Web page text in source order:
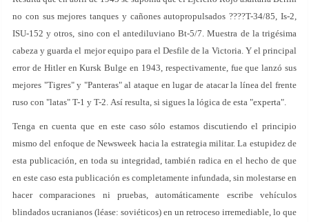
no con sus mejores tanques y cañones autopropulsados ????T-34/85, Is-2,
ISU-152 y otros, sino con el antediluviano Bt-5/7. Muestra de la trigésima
cabeza y guarda el mejor equipo para el Desfile de la Victoria. Y el principal
error de Hitler en Kursk Bulge en 1943, respectivamente, fue que lanzó sus
mejores "Tigres" y "Panteras" al ataque en lugar de atacar la línea del frente
ruso con "latas" T-1 y T-2. Así resulta, si sigues la lógica de esta "experta".
Tenga en cuenta que en este caso sólo estamos discutiendo el principio
mismo del enfoque de Newsweek hacia la estrategia militar. La estupidez de
esta publicación, en toda su integridad, también radica en el hecho de que
en este caso esta publicación es completamente infundada, sin molestarse en
hacer comparaciones ni pruebas, automáticamente escribe vehículos
blindados ucranianos (léase: soviéticos) en un retroceso irremediable, lo que